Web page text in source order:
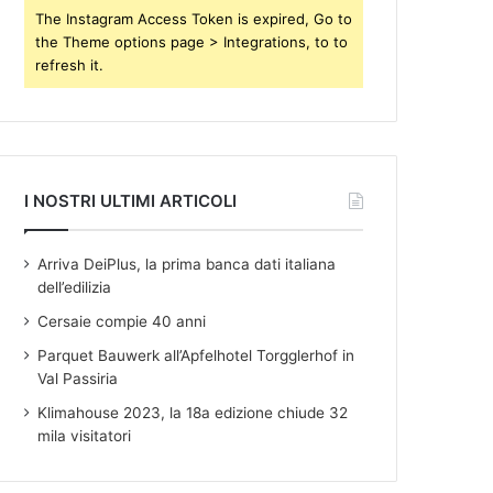
The Instagram Access Token is expired, Go to
the Theme options page > Integrations, to to
refresh it.
I NOSTRI ULTIMI ARTICOLI
Arriva DeiPlus, la prima banca dati italiana
dell’edilizia
Cersaie compie 40 anni
Parquet Bauwerk all’Apfelhotel Torgglerhof in
Val Passiria
Klimahouse 2023, la 18a edizione chiude 32
mila visitatori